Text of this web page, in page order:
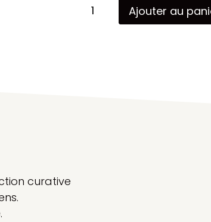
Ajouter au
curative